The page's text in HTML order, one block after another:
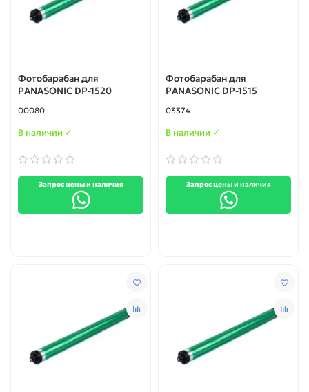
Фотобарабан для
PANASONIC DP-1520
00080
В наличии ✓
Запрос цены и наличия
Фотобарабан для
PANASONIC DP-1515
03374
В наличии ✓
Запрос цены и наличия